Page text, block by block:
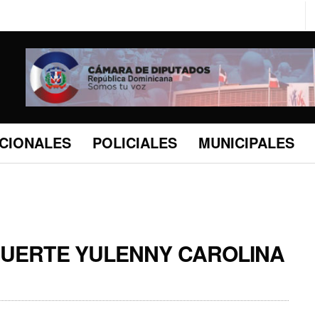
POLICIALES MUNICIPALES
YULENNY CAROLINA